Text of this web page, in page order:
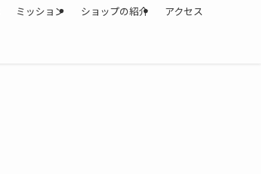
ミッション ショップの紹介 アクセス